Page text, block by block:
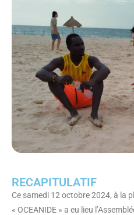
RECAPITULATIF
Ce samedi 12 octobre 2024, à la
« OCEANIDE » a eu lieu